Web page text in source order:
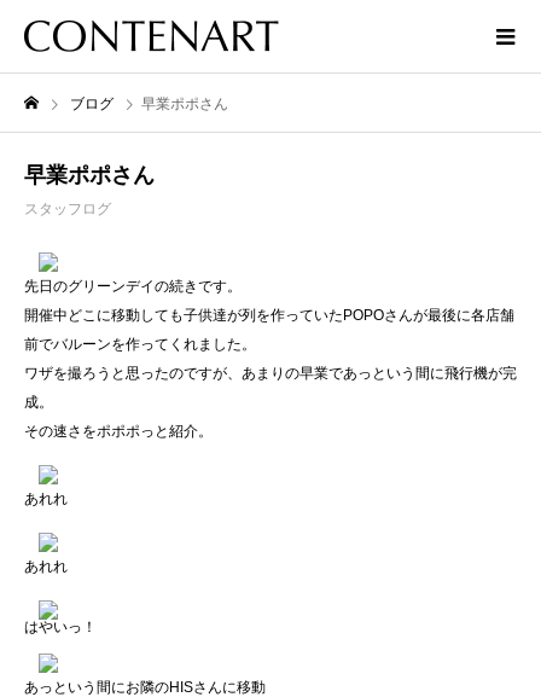
ブログ 早業ポポさん
早業ポポさん
スタッフログ
先日のグリーンデイの続きです。
開催中どこに移動しても子供達が列を作っていたPOPOさんが最後に各店舗
前でバルーンを作ってくれました。
ワザを撮ろうと思ったのですが、あまりの早業であっという間に飛行機が完
成。
その速さをポポポっと紹介。
あれれ
あれれ
はやいっ！
あっという間にお隣のHISさんに移動